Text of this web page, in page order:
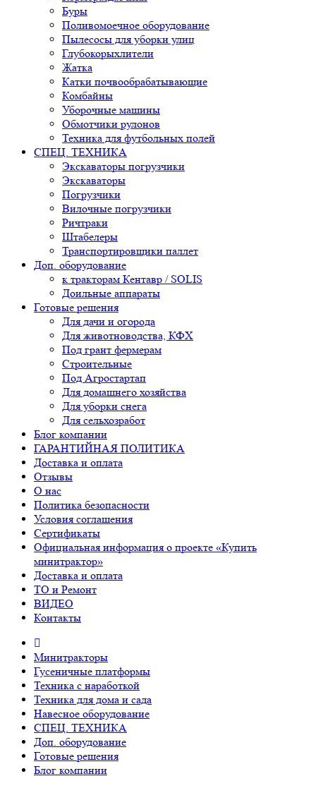
Буры
Поливомоечное оборудование
Пылесосы для уборки улиц
Глубокорыхлители
Жатка
Катки почвообрабатывающие
Комбайны
Уборочные машины
Обмотчики рулонов
Техника для футбольных полей
СПЕЦ. ТЕХНИКА
Экскаваторы погрузчики
Экскаваторы
Погрузчики
Вилочные погрузчики
Ричтраки
Штабелеры
Транспортировщики паллет
Доп. оборудование
к тракторам Кентавр / SOLIS
Доильные аппараты
Готовые решения
Для дачи и огорода
Для животноводства, КФХ
Под грант фермерам
Строительные
Под Агростартап
Для домашнего хозяйства
Для уборки снега
Для сельхозработ
Блог компании
ГАРАНТИЙНАЯ ПОЛИТИКА
Доставка и оплата
Отзывы
О нас
Политика безопасности
Условия соглашения
Сертификаты
Официальная информация о проекте «Купить
минитрактор»
Доставка и оплата
ТО и Ремонт
ВИДЕО
Контакты
Минитракторы
Гусеничные платформы
Техника с наработкой
Техника для дома и сада
Навесное оборудование
СПЕЦ. ТЕХНИКА
Доп. оборудование
Готовые решения
Блог компании